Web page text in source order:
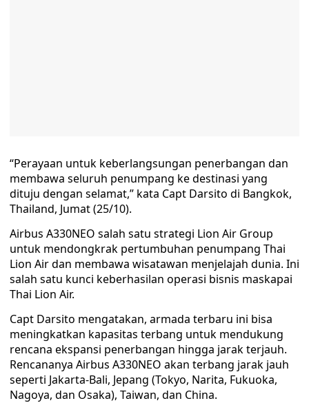
“Perayaan untuk keberlangsungan penerbangan dan
membawa seluruh penumpang ke destinasi yang
dituju dengan selamat,” kata Capt Darsito di Bangkok,
Thailand, Jumat (25/10).
Airbus A330NEO salah satu strategi Lion Air Group
untuk mendongkrak pertumbuhan penumpang Thai
Lion Air dan membawa wisatawan menjelajah dunia. Ini
salah satu kunci keberhasilan operasi bisnis maskapai
Thai Lion Air.
Capt Darsito mengatakan, armada terbaru ini bisa
meningkatkan kapasitas terbang untuk mendukung
rencana ekspansi penerbangan hingga jarak terjauh.
Rencananya Airbus A330NEO akan terbang jarak jauh
seperti Jakarta-Bali, Jepang (Tokyo, Narita, Fukuoka,
Nagoya, dan Osaka), Taiwan, dan China.